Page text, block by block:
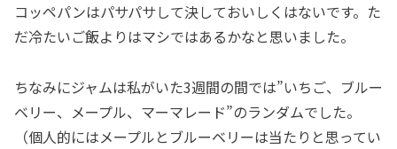
コッペパンはパサパサして決しておいしくはないです。た
だ冷たいご飯よりはマシではあるかなと思いました。
ちなみにジャムは私がいた3週間の間では”いちご、ブルー
ベリー、メープル、マーマレード”のランダムでした。
（個人的にはメープルとブルーベリーは当たりと思ってい